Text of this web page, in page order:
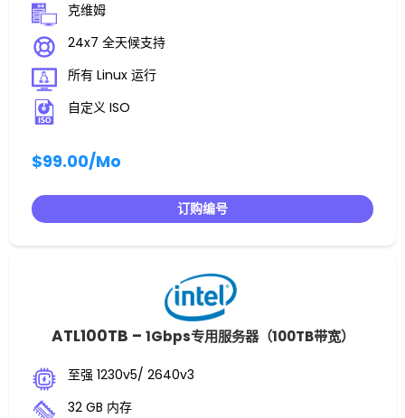
克维姆
24x7 全天候支持
所有 Linux 运行
自定义 ISO
$99.00/Mo
订购编号
ATL100TB – 1Gbps专用服务器（100TB带宽）
至强 1230v5/ 2640v3
32 GB 内存